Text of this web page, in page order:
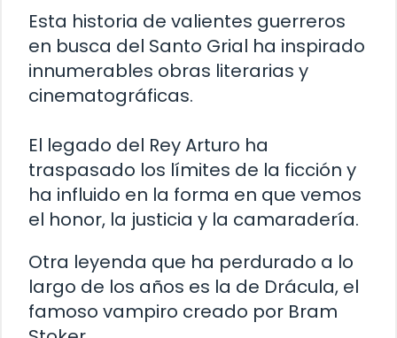
Esta historia de valientes guerreros
en busca del Santo Grial ha inspirado
innumerables obras literarias y
cinematográficas.
El legado del Rey Arturo ha
traspasado los límites de la ficción y
ha influido en la forma en que vemos
el honor, la justicia y la camaradería.
Otra leyenda que ha perdurado a lo
largo de los años es la de Drácula, el
famoso vampiro creado por Bram